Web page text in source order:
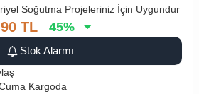
Soğutma Projeleriniz İçin Uygundur
TL 45%
Stok Alarmı
Kargoda